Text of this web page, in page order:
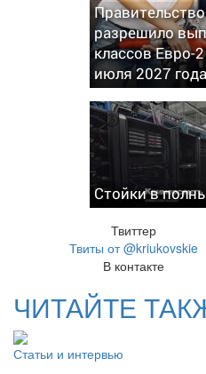
разрешило
классов Евро-
июля 2027 года
Стойки в
Твиттер
Твиты от @kriukovskie
В контакте
ЧИТАЙТЕ
Статьи и интервью